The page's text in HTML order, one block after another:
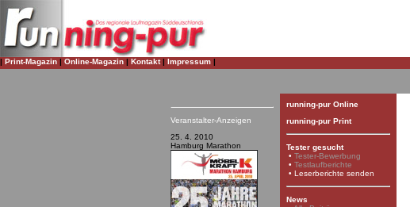
| Print-Magazin | Online-Magazin | Kontakt| Impressum |
Veranstalter-Anzeigen
25. 4. 2010
Hamburg Marathon
running-pur Online
running-pur Print
Tester gesucht
• Tester-Bewerbung
• Testlaufberichte
• Leserberichte senden
News